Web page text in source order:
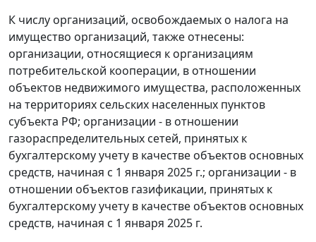
К числу организаций, освобождаемых о налога на
имущество организаций, также отнесены:
организации, относящиеся к организациям
потребительской кооперации, в отношении
объектов недвижимого имущества, расположенных
на территориях сельских населенных пунктов
субъекта РФ; организации - в отношении
газораспределительных сетей, принятых к
бухгалтерскому учету в качестве объектов основных
средств, начиная с 1 января 2025 г.; организации - в
отношении объектов газификации, принятых к
бухгалтерскому учету в качестве объектов основных
средств, начиная с 1 января 2025 г.